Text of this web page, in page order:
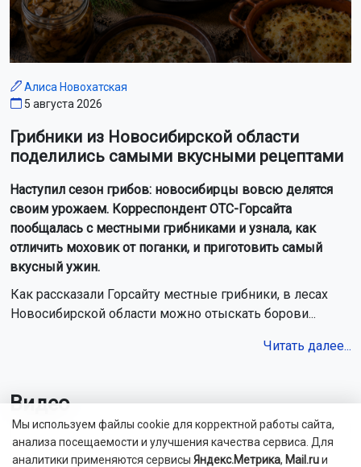
Алиса Новохатская
5 августа 2026
Грибники из Новосибирской области
поделились самыми вкусными рецептами
Наступил сезон грибов: новосибирцы вовсю делятся
своим урожаем. Корреспондент ОТС-Горсайта
пообщалась с местными грибниками и узнала, как
отличить моховик от поганки, и приготовить самый
вкусный ужин.
Как рассказали Горсайту местные грибники, в лесах
Новосибирской области можно отыскать борови...
Читать далее...
Видео
Мы используем файлы cookie для корректной работы сайта,
анализа посещаемости и улучшения качества сервиса. Для
аналитики применяются сервисы Яндекс.Метрика, Mail.ruи